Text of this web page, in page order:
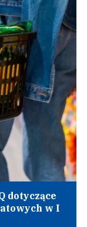
dotyczące
w I